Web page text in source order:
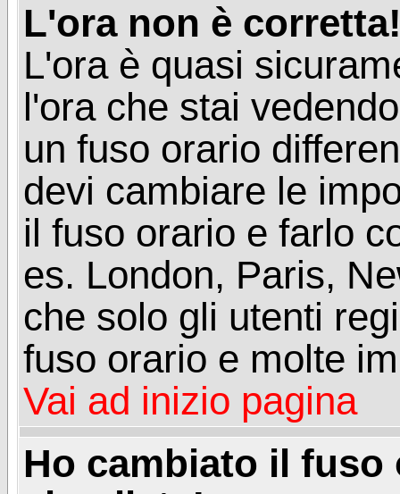
L'ora non è
L'ora è quasi
l'ora che stai
un fuso orario
devi cambiare le
il fuso orario e farlo
es. London, Paris,
che solo gli utenti
fuso orario e molte
Vai ad inizio pagina
Ho cambiato il fuso